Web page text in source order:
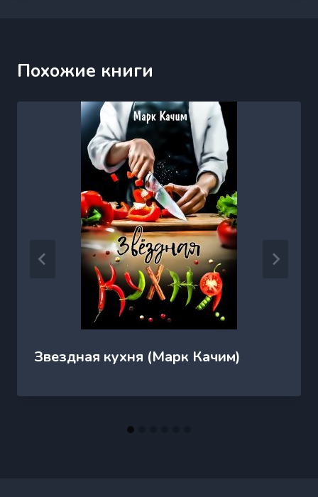
Похожие книги
Звездная кухня (Марк Качим)